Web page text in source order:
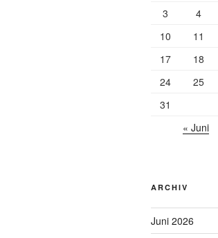
3
4
10
11
17
18
24
25
31
« Juni
ARCHIV
Juni 2026